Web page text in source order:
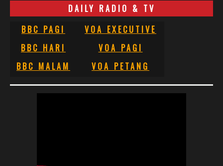
DAILY RADIO & TV
BBC PAGI
VOA EXECUTIVE
BBC HARI
VOA PAGI
BBC MALAM
VOA PETANG